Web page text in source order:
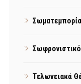
Τελωνειακά